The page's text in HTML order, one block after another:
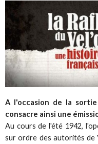
A l'occasion de la
consacre ainsi une
Au cours de l'été 1942,
sur ordre des autorités de